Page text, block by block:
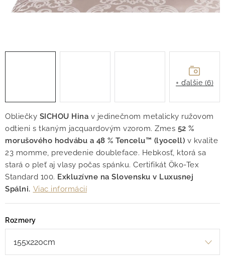
Obliečky SICHOU Hina v jedinečnom metalicky ružovom
odtieni s tkaným jacquardovým vzorom. Zmes 52 %
morušového hodvábu a 48 % Tencelu™ (lyocell) v kvalite
23 momme, prevedenie doubleface. Hebkosť, ktorá sa
stará o pleť aj vlasy počas spánku. Certifikát Öko-Tex
Standard 100. Exkluzívne na Slovensku v Luxusnej
Spálni. Viac informácií
Rozmery
+ ďalšie (6)